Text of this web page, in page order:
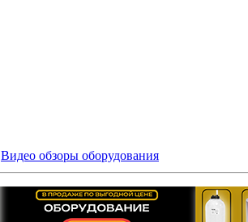
Видео обзоры оборудования